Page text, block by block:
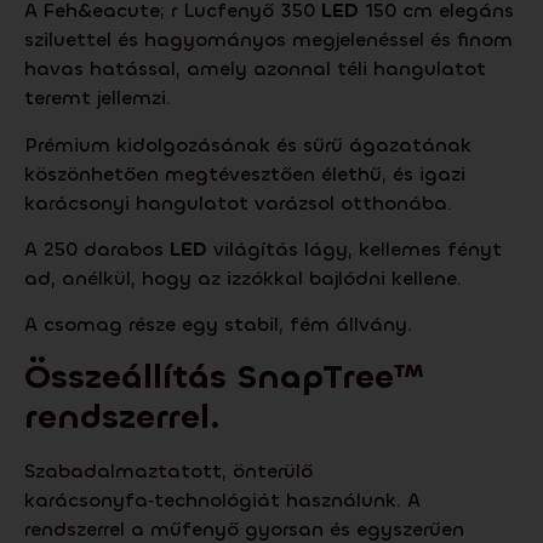
A Feh&eacute; r Lucfenyő 350 LED 150 cm elegáns
sziluettel és hagyományos megjelenéssel és finom
havas hatással, amely azonnal téli hangulatot
teremt jellemzi.
Prémium kidolgozásának és sűrű ágazatának
köszönhetően megtévesztően élethű, és igazi
karácsonyi hangulatot varázsol otthonába.
A 250 darabos LED világítás lágy, kellemes fényt
ad, anélkül, hogy az izzókkal bajlódni kellene.
A csomag része egy stabil, fém állvány.
Összeállítás SnapTree™
rendszerrel.
Szabadalmaztatott, önterülő
karácsonyfa‑technológiát használunk. A
rendszerrel a műfenyő gyorsan és egyszerűen